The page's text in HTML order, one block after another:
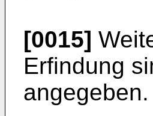
[0015]
Erfindung
angegeben.